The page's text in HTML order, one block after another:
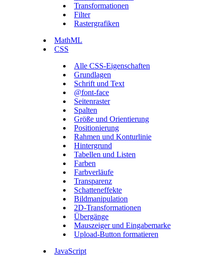
Transformationen
Filter
Rastergrafiken
MathML
CSS
Alle CSS-Eigenschaften
Grundlagen
Schrift und Text
@font-face
Seitenraster
Spalten
Größe und Orientierung
Positionierung
Rahmen und Konturlinie
Hintergrund
Tabellen und Listen
Farben
Farbverläufe
Transparenz
Schatteneffekte
Bildmanipulation
2D-Transformationen
Übergänge
Mauszeiger und Eingabemarke
Upload-Button formatieren
JavaScript